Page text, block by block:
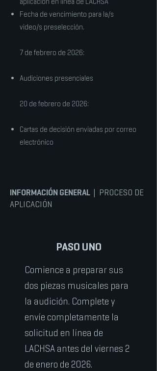
Fecha de vencimiento para la/s
video/s preselección.
7 de febrero de 2026:
Audiciones presenciales
20 de febrero de 2026:
Cartas de decisión enviadas por correo
electrónico
INFORMACIÓN GENERAL | PROCESO DE
APLICACIÓN
PASO UNO
Comience a preparar sus
dos piezas musicales para
la audición. Complete y
envíe completamente la
solicitud en línea de
LACHSA antes del viernes 2
de enero de 2026.